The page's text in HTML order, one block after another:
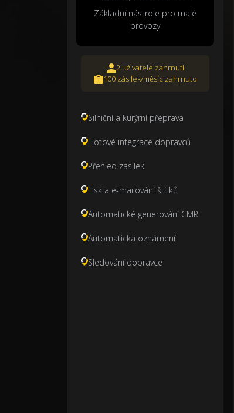
Základní nástroje pro malé
provozy
2 uživatelé zahrnuti
100 zásilek/měsíc zahrnuto
Silniční a kurýrní přeprava
Hotové integrace dopravců
Přehled zásilek
Tisk a e-mailování štítků
Automatické generování CMR
Automatická oznámení
Sledování dopravce